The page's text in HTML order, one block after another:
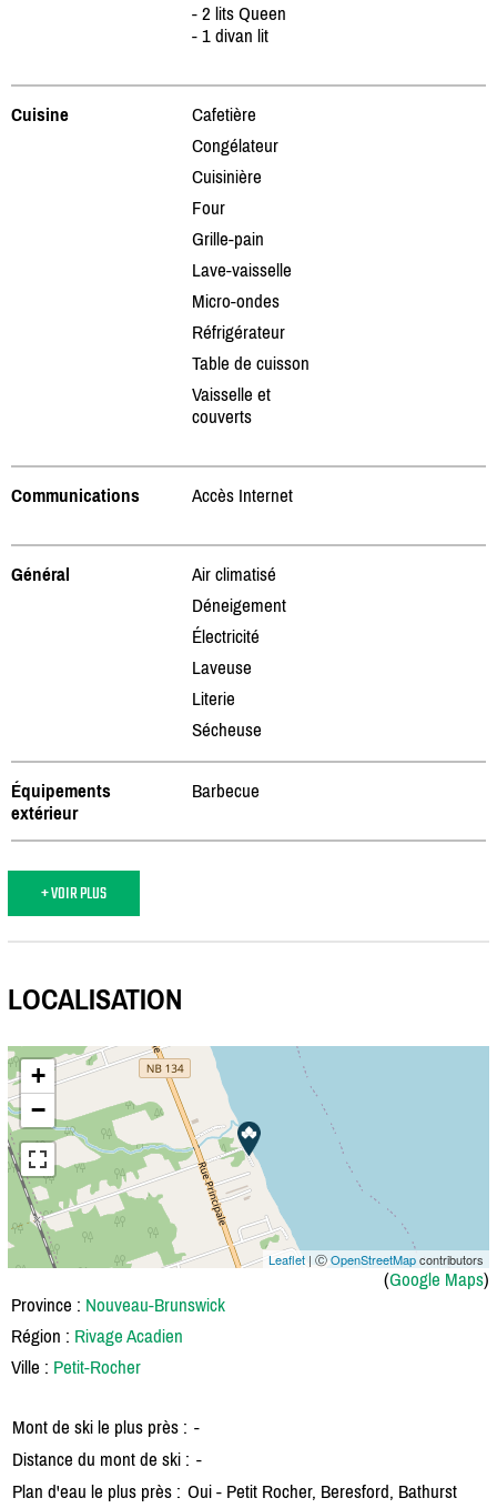
- 2 lits Queen
- 1 divan lit
Cuisine
Cafetière
Congélateur
Cuisinière
Four
Grille-pain
Lave-vaisselle
Micro-ondes
Réfrigérateur
Table de cuisson
Vaisselle et
couverts
Communications Accès Internet
Général
Air climatisé
Déneigement
Électricité
Laveuse
Literie
Sécheuse
Équipements
extérieur
Barbecue
+ VOIR PLUS
LOCALISATION
+
−
Leaflet | ⒸOpenStreetMapcontributors
(Google Maps)
Province : Nouveau-Brunswick
Région : Rivage Acadien
Ville : Petit-Rocher
Mont de ski le plus près : -
Distance du mont de ski : -
Plan d'eau le plus près : Oui - Petit Rocher, Beresford, Bathurst